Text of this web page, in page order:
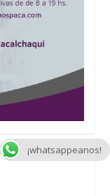
¡whatsappeanos!